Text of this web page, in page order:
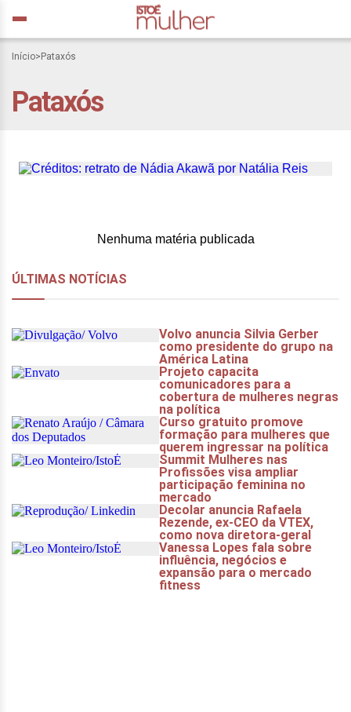
Início> Pataxós
Pataxós
Assassinato da líder
pataxó expõe aumento da
violência contra indígenas
Nenhuma matéria publicada